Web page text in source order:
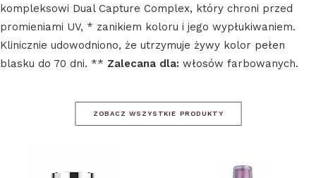
kompleksowi Dual Capture Complex, który chroni przed
promieniami UV, * zanikiem koloru i jego wypłukiwaniem.
Klinicznie udowodniono, że utrzymuje żywy kolor pełen
blasku do 70 dni. ** Zalecana dla: włosów farbowanych.
ZOBACZ WSZYSTKIE PRODUKTY